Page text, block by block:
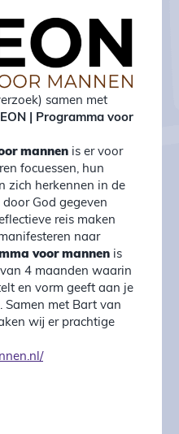
samen met
| Programma voor
mannen is er voor
focuessen, hun
zich herkennen in de
God gegeven
reis maken
naar
voor mannen is
4 maanden waarin
en vorm geeft aan je
met Bart van
wij er prachtige